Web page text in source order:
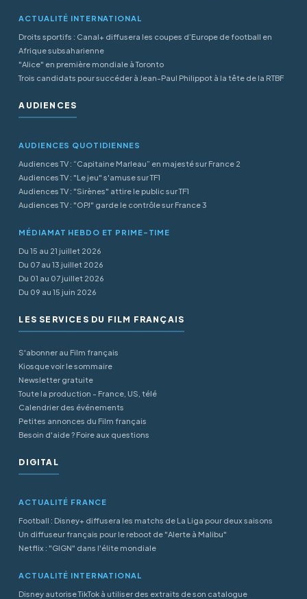
ACTUALITÉ INTERNATIONAL
Droits sportifs : Canal+ diffusera les coupes d’Europe de football en
Afrique subsaharienne
"Alice" en première mondiale à Toronto
Trois candidats pour succéder à Jean-Paul Philippot à la tête de la RTBF
AUDIENCES
AUDIENCES QUOTIDIENNES
Audiences TV : “Capitaine Marleau” en majesté sur France 2
Audiences TV : "Le jeu" s'amuse sur TF1
Audiences TV : "Sirènes" attire le public sur TF1
Audiences TV : "OPJ" garde le contrôle sur France 3
MÉDIAMAT HEBDO ET PRIME-TIME
Du 15 au 21 juillet 2026
Du 07 au 13 juillet 2026
Du 01 au 07 juillet 2026
Du 09 au 15 juin 2026
LES SERVICES DU FILM FRANÇAIS
S'abonner au Film français
Kiosque voir le sommaire
Newsletter gratuite
Toute la production - France, US, télé
Calendrier des événements
Petites annonces du Film français
Besoin d'aide ? Foire aux questions
DIGITAL
ACTUALITÉ FRANCE
Football : Disney+ diffusera les matchs de La Liga pour deux saisons
Un diffuseur français pour le reboot de "Alerte à Malibu"
Netflix : "GIGN" dans l'élite mondiale
ACTUALITÉ INTERNATIONAL
Disney autorise TikTok à utiliser des extraits de son catalogue